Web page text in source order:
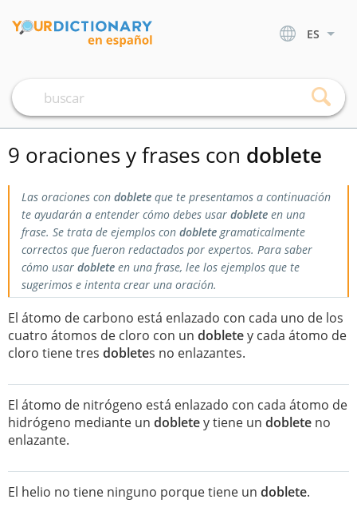
ES
9 oraciones y frases con doblete
Las oraciones con doblete que te presentamos a continuación
te ayudarán a entender cómo debes usar doblete en una
frase. Se trata de ejemplos con dobletegramaticalmente
correctos que fueron redactados por expertos. Para saber
cómo usar doblete en una frase, lee los ejemplos que te
sugerimos e intenta crear una oración.
El átomo de carbono está enlazado con cada uno de los
cuatro átomos de cloro con un dobletey cada átomo de
cloro tiene tres dobletes no enlazantes.
El átomo de nitrógeno está enlazado con cada átomo de
hidrógeno mediante un dobletey tiene un doblete no
enlazante.
El helio no tiene ninguno porque tiene un doblete.